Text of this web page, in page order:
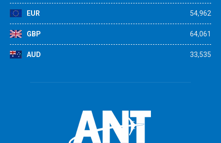
EUR 54,962
GBP 64,061
AUD 33,535